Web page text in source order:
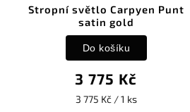
Stropní světlo Carpyen Punt
satin gold
3 775 Kč
3 775 Kč / 1 ks
Do košíku